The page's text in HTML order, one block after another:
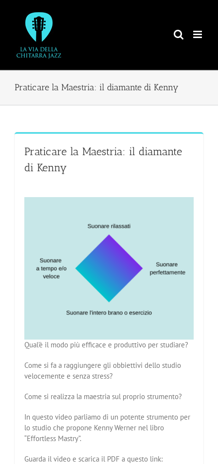
contenuto
Praticare la Maestria: il diamante di Kenny
Praticare la Maestria: il diamante
di Kenny
Qual’è il modo più efficace e produttivo per studiare?
Come si fa a raggiungere gli obbiettivi dello studio
velocemente e senza stress?
Come si realizza la maestria sul proprio strumento?
In questo video parliamo di un potente strumento per
lo studio che propone Kenny Werner nel libro
“Effortless Mastry”.
Guarda il video e scarica il PDF a questo link: